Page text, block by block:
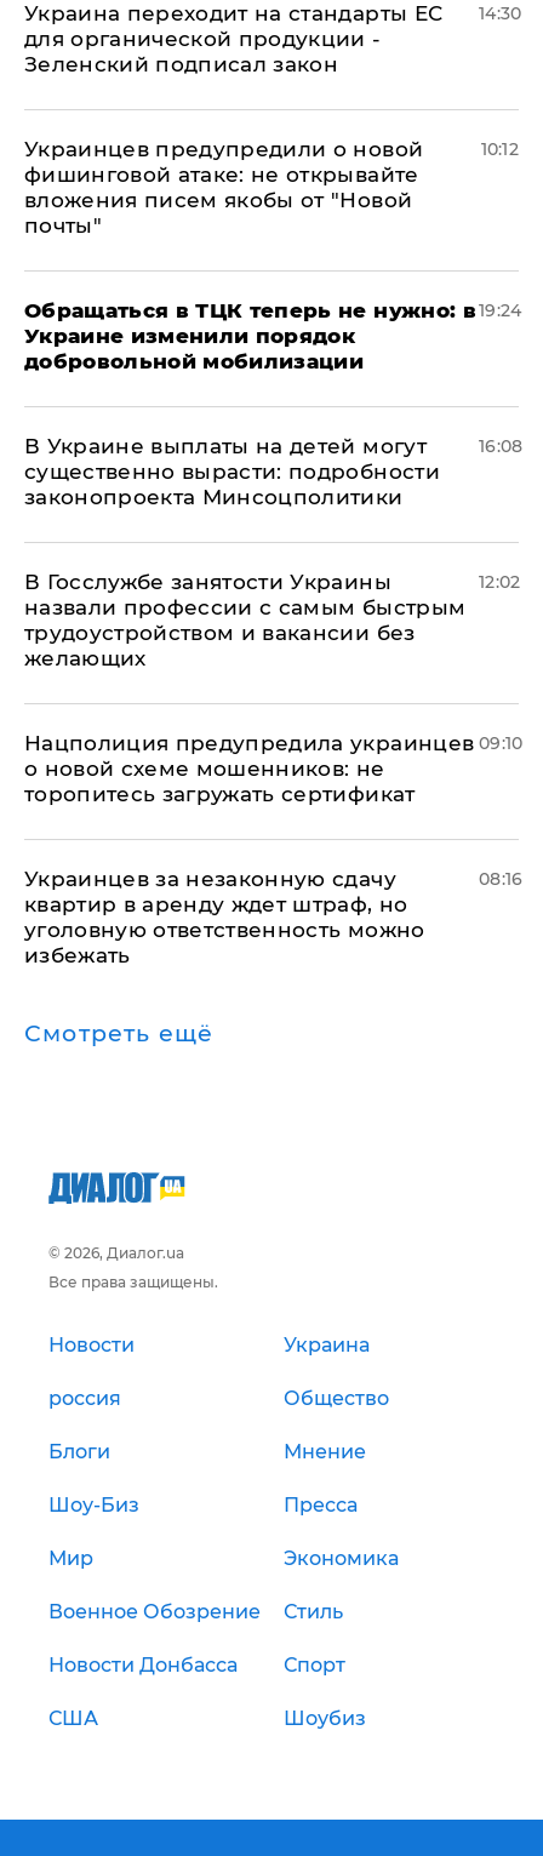
Украина переходит на стандарты ЕС
для органической продукции -
Зеленский подписал закон
14:30
Украинцев предупредили о новой
фишинговой атаке: не открывайте
вложения писем якобы от "Новой
почты"
10:12
Обращаться в ТЦК теперь не нужно: в
Украине изменили порядок
добровольной мобилизации
19:24
В Украине выплаты на детей могут
существенно вырасти: подробности
законопроекта Минсоцполитики
16:08
В Госслужбе занятости Украины
назвали профессии с самым быстрым
трудоустройством и вакансии без
желающих
12:02
Нацполиция предупредила украинцев
о новой схеме мошенников: не
торопитесь загружать сертификат
09:10
Украинцев за незаконную сдачу
квартир в аренду ждет штраф, но
уголовную ответственность можно
избежать
08:16
Смотреть ещё
© 2026, Диалог.ua
Все права защищены.
Новости Украина
россия Общество
Блоги Мнение
Шоу-Биз Пресса
Мир Экономика
Военное Обозрение Стиль
Новости Донбасса Спорт
США Шоубиз